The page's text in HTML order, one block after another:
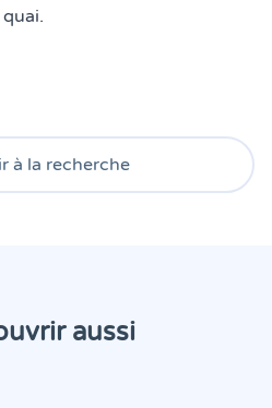
à la recherche
aussi